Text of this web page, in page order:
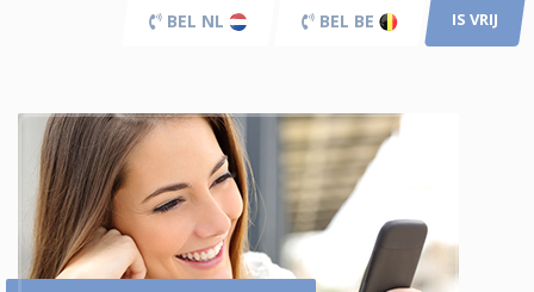
BEL NL BEL BE IS VRIJ